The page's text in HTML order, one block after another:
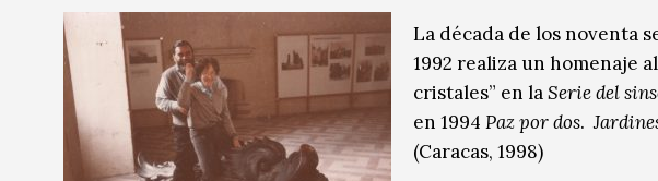
La década de los noventa
1992 realiza un homenaje
cristales” en laSerie del
en 1994 Paz por dos.
(Caracas, 1998)